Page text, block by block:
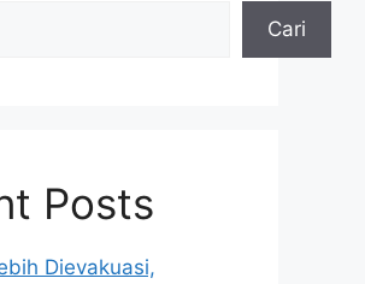
Cari
Posts
Dievakuasi,